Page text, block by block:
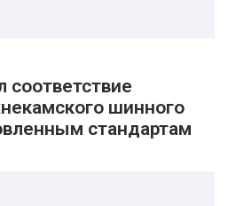
соответствие
шинного
стандартам